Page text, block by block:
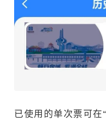
已使用的单次票可在